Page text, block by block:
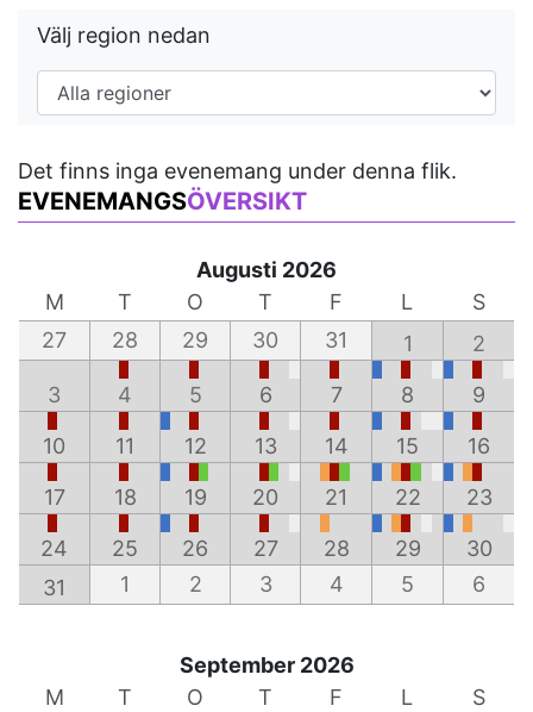
Välj region nedan
Det finns inga evenemang under denna flik.
EVENEMANGSÖVERSIKT
Augusti 2026
M
T O T F L
S
27
28 29 30 31 1 2
3 4 5 6 7 8 9
10 11 12 13 14 15 16
17 18 19 20 21 22 23
24 25 26 27 28 29
30
31
1 2 3 4 5 6
September 2026
M
T O T F L
S